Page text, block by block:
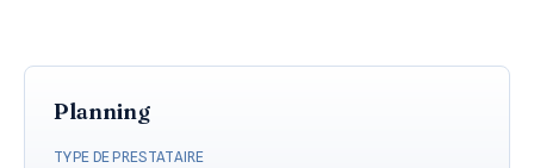
Planning
TYPE DE PRESTATAIRE